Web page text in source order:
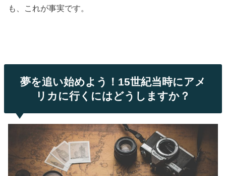
も、これが事実です。
夢を追い始めよう！15世紀当時にアメ
リカに行くにはどうしますか？